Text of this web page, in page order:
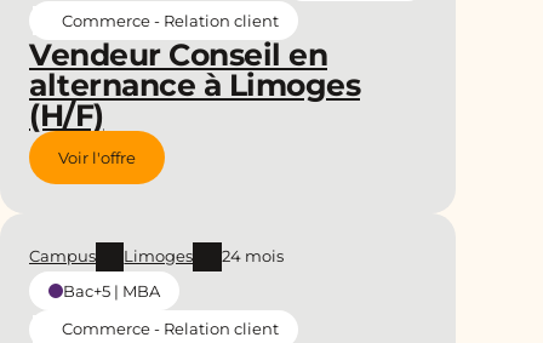
Vendeur Conseil en
alternance à Limoges
(H/F)
Commerce - Relation client
Voir l'offre
Campus Limoges
24 mois
Bac+5 | MBA
Commerce - Relation client